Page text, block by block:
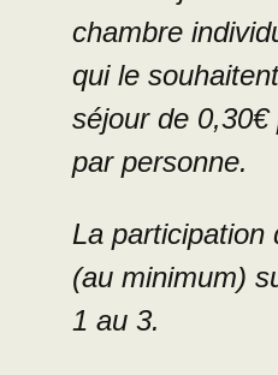
chambre
qui le
séjour de
par personne.
La participation
(au minimum)
1 au 3.